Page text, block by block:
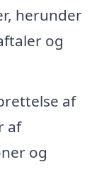
herunder
og
af
af
og